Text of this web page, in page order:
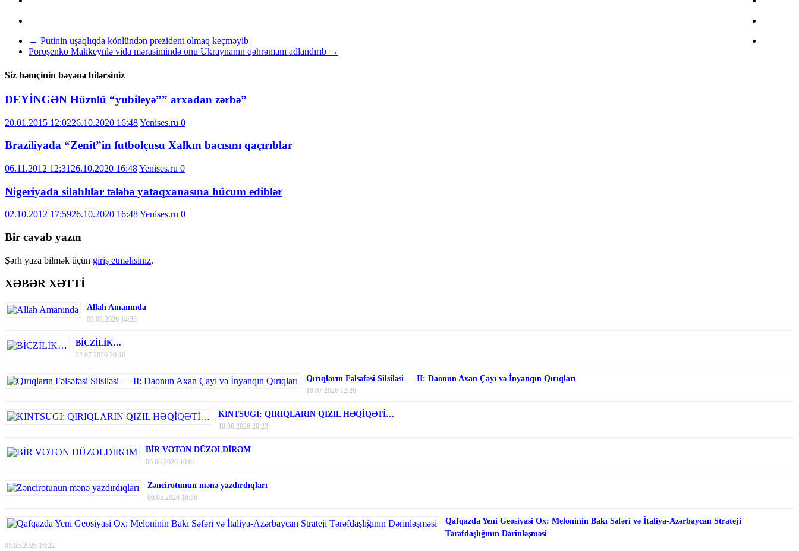
← Putinin uşaqlıqda könlündən prezident olmaq keçməyib
Poroşenko Makkeynlə vida mərasimində onu Ukraynanın qəhrəmanı adlandırıb →
Siz həmçinin bəyənə bilərsiniz
DEYİNGƏN Hüznlü “yubileyə”” arxadan zərbə”
20.01.2015 12:0226.10.2020 16:48Yenises.ru 0
Braziliyada “Zenit”in futbolçusu Xalkın bacısını qaçırıblar
06.11.2012 12:31 26.10.2020 16:48Yenises.ru 0
Nigeriyada silahlılar tələbə yataqxanasına hücum ediblər
02.10.2012 17:5926.10.2020 16:48Yenises.ru 0
Bir cavab yazın
Şərh yaza bilmək üçün giriş etməlisiniz.
XƏBƏR XƏTTİ
Allah Amanında
03.08.2026 14:33
BİCZİLİK…
22.07.2026 20:16
Qırıqların Fəlsəfəsi Silsiləsi — II: Daonun Axan Çayı və İnyanqın Qırıqları
18.07.2026 12:26
KINTSUGI: QIRIQLARIN QIZIL HƏQİQƏTİ…
10.06.2026 20:23
BİR VƏTƏN DÜZƏLDİRƏM
06.06.2026 16:01
Zəncirotunun mənə yazdırdıqları
06.05.2026 16:36
Qafqazda Yeni Geosiyasi Ox: Meloninin Bakı Səfəri və İtaliya-Azərbaycan Strateji
Tərəfdaşlığının Dərinləşməsi
05.05.2026 16:22